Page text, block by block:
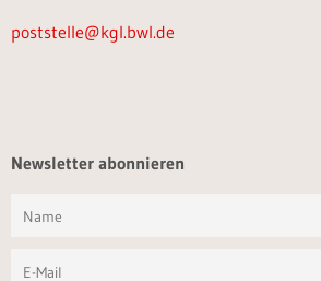
poststelle@kgl.bwl.de
Newsletter abonnieren